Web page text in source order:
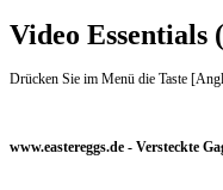
Video Essentials
Drücken Sie im Menü die Taste
www.eastereggs.de - Versteckte